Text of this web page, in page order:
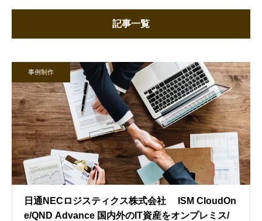
記事一覧
事例制作
日通NECロジスティクス株式会社 ISM CloudOn
e/QND Advance 国内外のIT資産をオンプレミス/